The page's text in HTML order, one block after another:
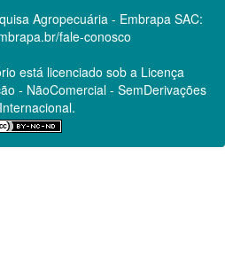
Agropecuária - Embrapa SAC:
fale-conosco
está licenciado sob a Licença
- NãoComercial - SemDerivações